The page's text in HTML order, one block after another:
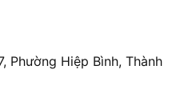
Phường Hiệp Bình, Thành